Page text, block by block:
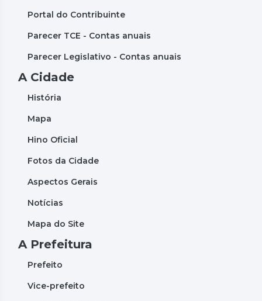
Portal do Contribuinte
Parecer TCE - Contas anuais
Parecer Legislativo - Contas anuais
A Cidade
História
Mapa
Hino Oficial
Fotos da Cidade
Aspectos Gerais
Notícias
Mapa do Site
A Prefeitura
Prefeito
Vice-prefeito